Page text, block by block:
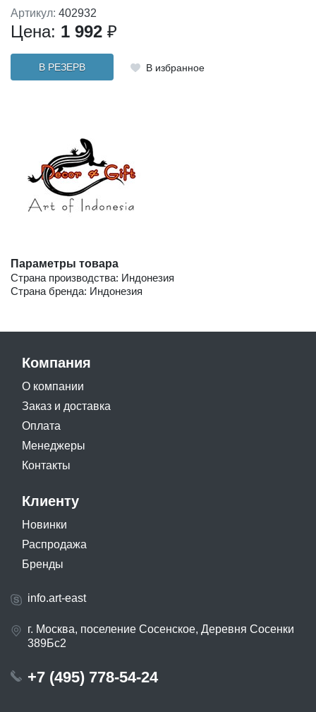
Артикул: 402932
Цена: 1 992 ₽
В РЕЗЕРВ В избранное
Параметры товара
Страна производства: Индонезия
Страна бренда: Индонезия
Компания
О компании
Заказ и доставка
Оплата
Менеджеры
Контакты
Клиенту
Новинки
Распродажа
Бренды
info.art-east
г. Москва, поселение Сосенское, Деревня Сосенки
389Бс2
+7 (495) 778-54-24